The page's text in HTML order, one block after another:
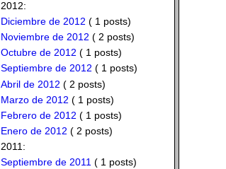
2012:
Diciembre de 2012 ( 1 posts)
Noviembre de 2012 ( 2 posts)
Octubre de 2012 ( 1 posts)
Septiembre de 2012 ( 1 posts)
Abril de 2012 ( 2 posts)
Marzo de 2012 ( 1 posts)
Febrero de 2012 ( 1 posts)
Enero de 2012 ( 2 posts)
2011:
Septiembre de 2011( 1 posts)